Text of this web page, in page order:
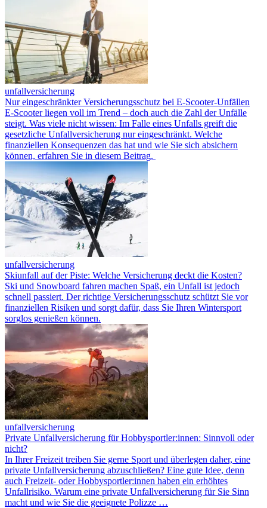
unfallversicherung
Nur eingeschränkter Versicherungsschutz bei E-Scooter-Unfällen
E-Scooter liegen voll im Trend – doch auch die Zahl der Unfälle
steigt. Was viele nicht wissen: Im Falle eines Unfalls greift die
gesetzliche Unfallversicherung nur eingeschränkt. Welche
finanziellen Konsequenzen das hat und wie Sie sich absichern
können, erfahren Sie in diesem Beitrag.
unfallversicherung
Skiunfall auf der Piste: Welche Versicherung deckt die Kosten?
Ski und Snowboard fahren machen Spaß, ein Unfall ist jedoch
schnell passiert. Der richtige Versicherungsschutz schützt Sie vor
finanziellen Risiken und sorgt dafür, dass Sie Ihren Wintersport
sorglos genießen können.
unfallversicherung
Private Unfallversicherung für Hobbysportler:innen: Sinnvoll oder
nicht?
In Ihrer Freizeit treiben Sie gerne Sport und überlegen daher, eine
private Unfallversicherung abzuschließen? Eine gute Idee, denn
auch Freizeit- oder Hobbysportler:innen haben ein erhöhtes
Unfallrisiko. Warum eine private Unfallversicherung für Sie Sinn
macht und wie Sie die geeignete Polizze …